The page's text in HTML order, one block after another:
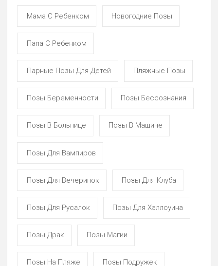
Мама С Ребенком Новогодние Позы
Папа С Ребенком
Парные Позы Для Детей Пляжные Позы
Позы Беременности Позы Бессознания
Позы В Больнице Позы В Машине
Позы Для Вампиров
Позы Для Вечеринок Позы Для Клуба
Позы Для Русалок Позы Для Хэллоуина
Позы Драк Позы Магии
Позы На Пляже Позы Подружек